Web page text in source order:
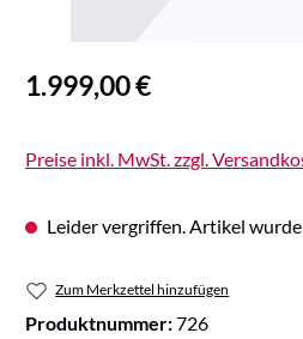
Regulärer Preis:
1.999,00 €
Preise inkl. MwSt. zzgl.
Leider vergriffen. Artikel
Zum Merkzettel hinzufügen
Produktnummer:726